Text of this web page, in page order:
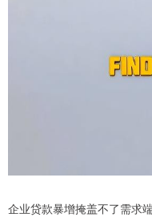
企业贷款暴增掩盖不了需求端